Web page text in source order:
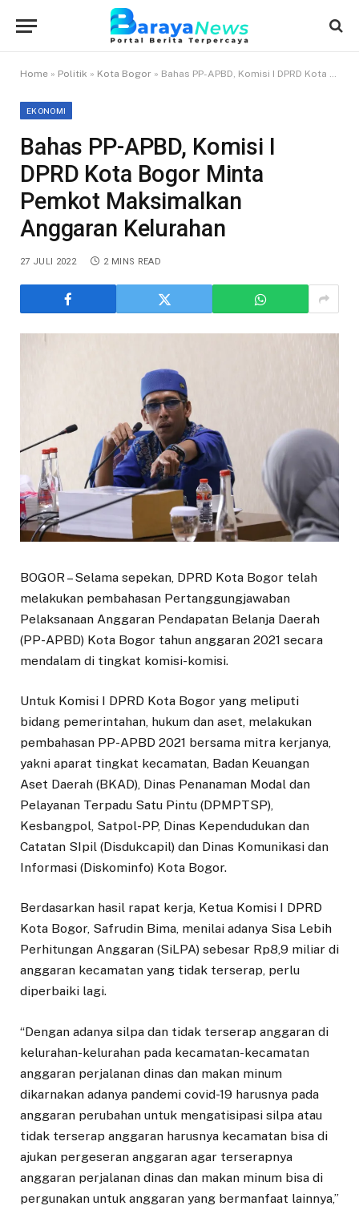
Home » Politik » Kota Bogor » Bahas PP-APBD, Komisi I DPRD Kota Bogor Minta Pemkot Maksimalkan Anggaran Kelurahan
EKONOMI
Bahas PP-APBD, Komisi I
DPRD Kota Bogor Minta
Pemkot Maksimalkan
Anggaran Kelurahan
27 JULI 2022 2 MINS READ
BOGOR – Selama sepekan, DPRD Kota Bogor telah
melakukan pembahasan Pertanggungjawaban
Pelaksanaan Anggaran Pendapatan Belanja Daerah
(PP-APBD) Kota Bogor tahun anggaran 2021 secara
mendalam di tingkat komisi-komisi.
Untuk Komisi I DPRD Kota Bogor yang meliputi
bidang pemerintahan, hukum dan aset, melakukan
pembahasan PP-APBD 2021 bersama mitra kerjanya,
yakni aparat tingkat kecamatan, Badan Keuangan
Aset Daerah (BKAD), Dinas Penanaman Modal dan
Pelayanan Terpadu Satu Pintu (DPMPTSP),
Kesbangpol, Satpol-PP, Dinas Kependudukan dan
Catatan SIpil (Disdukcapil) dan Dinas Komunikasi dan
Informasi (Diskominfo) Kota Bogor.
Berdasarkan hasil rapat kerja, Ketua Komisi I DPRD
Kota Bogor, Safrudin Bima, menilai adanya Sisa Lebih
Perhitungan Anggaran (SiLPA) sebesar Rp8,9 miliar di
anggaran kecamatan yang tidak terserap, perlu
diperbaiki lagi.
“Dengan adanya silpa dan tidak terserap anggaran di
kelurahan-kelurahan pada kecamatan-kecamatan
anggaran perjalanan dinas dan makan minum
dikarnakan adanya pandemi covid-19 harusnya pada
anggaran perubahan untuk mengatisipasi silpa atau
tidak terserap anggaran harusnya kecamatan bisa di
ajukan pergeseran anggaran agar terserapnya
anggaran perjalanan dinas dan makan minum bisa di
pergunakan untuk anggaran yang bermanfaat lainnya,”